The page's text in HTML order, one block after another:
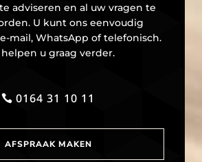
adviseren en al uw vragen te
U kunt ons eenvoudig
mail, WhatsApp of telefonisch.
u graag verder.
0164 31 10 11
AFSPRAAK MAKEN